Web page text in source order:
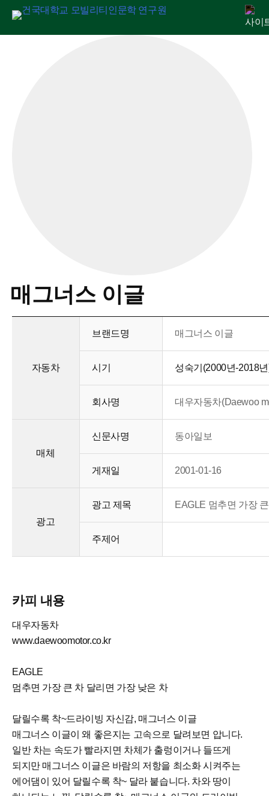
매그너스 이글
자동차
브랜드명 매그너스 이글
시기 성숙기(2000년-2018
회사명 대우자동차(Daewoo
매체
신문사명 동아일보
게재일 2001-01-16
광고
광고 제목 EAGLE 멈추면 가장
주제어
카피 내용
대우자동차
www.daewoomotor.co.kr
EAGLE
멈추면 가장 큰 차 달리면 가장 낮은 차
달릴수록 착~드라이빙 자신감, 매그너스 이글
매그너스 이글이 왜 좋은지는 고속으로 달려보면 압니다.
일반 차는 속도가 빨라지면 차체가 출렁이거나 들뜨게
되지만 매그너스 이글은 바람의 저항을 최소화 시켜주는
에어댐이 있어 달릴수록 착~ 달라 붙습니다. 차와 땅이